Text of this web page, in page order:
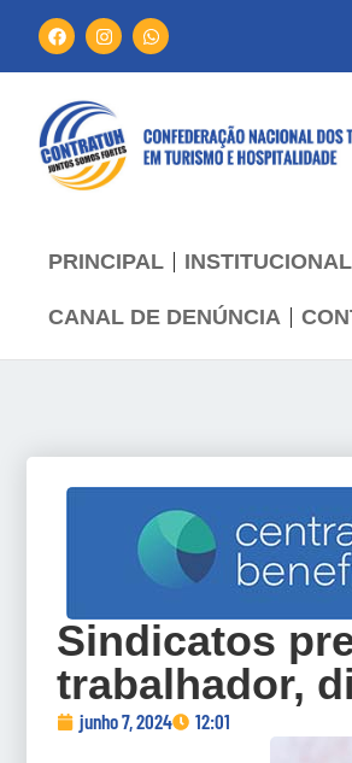
PRINCIPAL INSTITUCIONAL
CANAL DE DENÚNCIA
Sindicatos
trabalhador,
junho 7, 2024 12:01